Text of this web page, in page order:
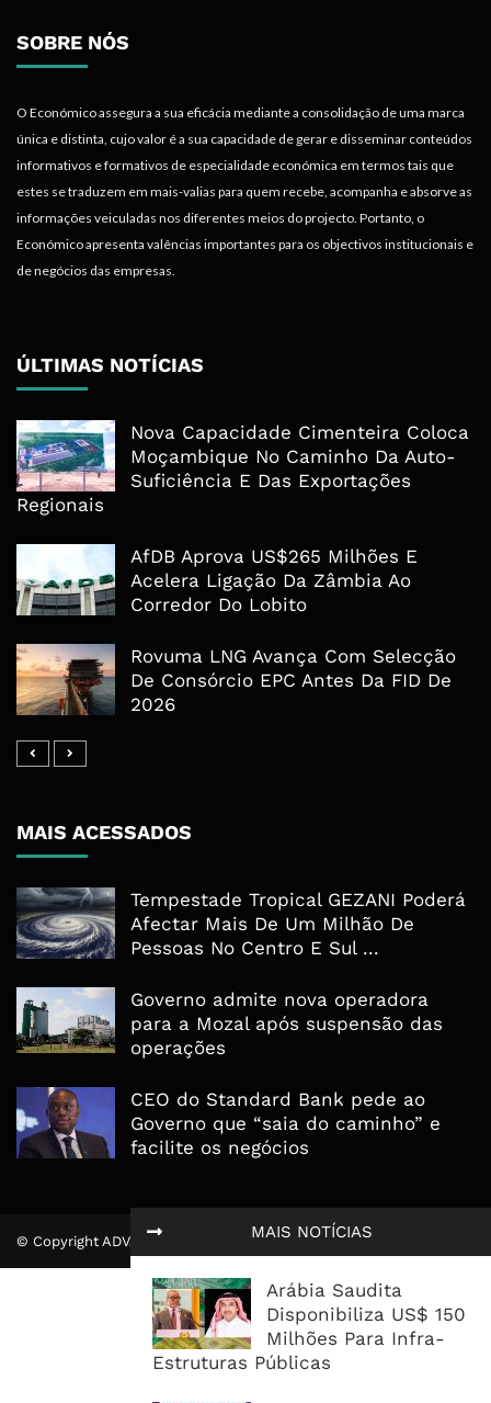
MAIS NOTÍCIAS
Arábia Saudita
Disponibiliza US$ 150
Milhões Para Infra-
Estruturas Públicas
SOBRE NÓS
O Económico assegura a sua eficácia mediante a consolidação de uma marca
única e distinta, cujo valor é a sua capacidade de gerar e disseminar conteúdos
informativos e formativos de especialidade económica em termos tais que
estes se traduzem em mais-valias para quem recebe, acompanha e absorve as
informações veiculadas nos diferentes meios do projecto. Portanto, o
Económico apresenta valências importantes para os objectivos institucionais e
de negócios das empresas.
ÚLTIMAS NOTÍCIAS
Nova Capacidade Cimenteira Coloca
Moçambique No Caminho Da Auto-
Suficiência E Das Exportações
Regionais
AfDB Aprova US$265 Milhões E
Acelera Ligação Da Zâmbia Ao
Corredor Do Lobito
Rovuma LNG Avança Com Selecção
De Consórcio EPC Antes Da FID De
2026
MAIS ACESSADOS
Tempestade Tropical GEZANI Poderá
Afectar Mais De Um Milhão De
Pessoas No Centro E Sul ...
Governo admite nova operadora
para a Mozal após suspensão das
operações
CEO do Standard Bank pede ao
Governo que “saia do caminho” e
facilite os negócios
© Copyright ADVALUE. Todos Direitos Reservados.